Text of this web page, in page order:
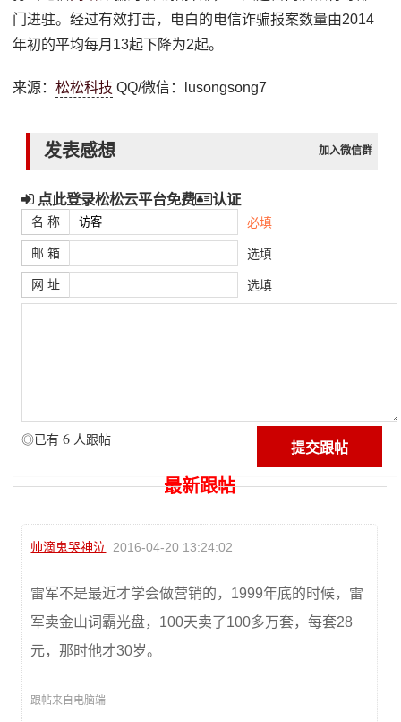
门进驻。经过有效打击，电白的电信诈骗报案数量由2014
年初的平均每月13起下降为2起。
来源：松松科技 QQ/微信：lusongsong7
发表感想 加入微信群
点此登录松松云平台免费 认证
名 称 必填
邮 箱 选填
网 址 选填
◎已有 6 人跟帖
最新跟帖
帅滴鬼哭神泣 2016-04-20 13:24:02
雷军不是最近才学会做营销的，1999年底的时候，雷
军卖金山词霸光盘，100天卖了100多万套，每套28
元，那时他才30岁。
跟帖来自电脑端